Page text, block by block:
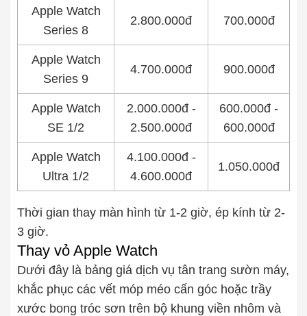
Apple Watch
Series 8
2.800.000đ 700.000đ
Apple Watch
Series 9
4.700.000đ 900.000đ
Apple Watch
SE 1/2
2.000.000đ -
2.500.000đ
600.000đ -
600.000đ
Apple Watch
Ultra 1/2
4.100.000đ -
4.600.000đ
1.050.000đ
Thời gian thay màn hình từ 1-2 giờ, ép kính từ 2-
3 giờ.
Thay vỏ Apple Watch
Dưới đây là bảng giá dịch vụ tân trang sườn máy,
khắc phục các vết móp méo cấn góc hoặc trầy
xước bong tróc sơn trên bộ khung viền nhôm và